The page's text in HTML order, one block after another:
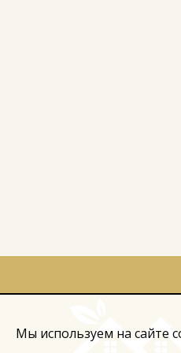
Мы используем на сайте